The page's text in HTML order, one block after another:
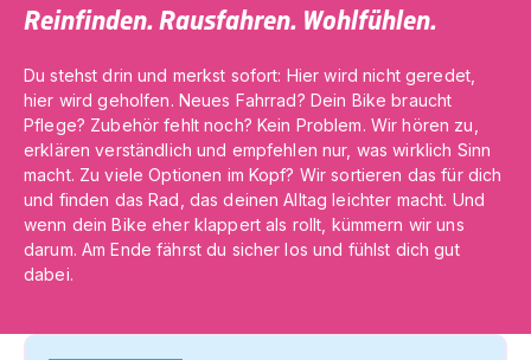
Reinfinden. Rausfahren. Wohlfühlen.
Du stehst drin und merkst sofort: Hier wird nicht geredet,
hier wird geholfen. Neues Fahrrad? Dein Bike braucht
Pflege? Zubehör fehlt noch? Kein Problem. Wir hören zu,
erklären verständlich und empfehlen nur, was wirklich Sinn
macht. Zu viele Optionen im Kopf? Wir sortieren das für dich
und finden das Rad, das deinen Alltag leichter macht. Und
wenn dein Bike eher klappert als rollt, kümmern wir uns
darum. Am Ende fährst du sicher los und fühlst dich gut
dabei.